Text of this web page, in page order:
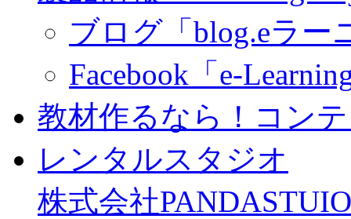
ブログ「blog.eラー
Facebook「e-
教材作るなら！コン
レンタルスタジオ
株式会社